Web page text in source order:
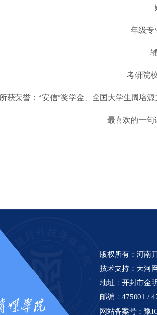
年级专
考研院
所获荣誉：“安信”奖学金、全国大学生周培
最喜欢的一句
版权所有：河南
技术支持： 大河网
地址：开封市金
邮编：475001 /
网站备案号： 豫